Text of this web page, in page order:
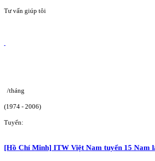
Tư vấn giúp tôi
/tháng
(1974 - 2006)
Tuyển:
[Hồ Chí Minh] ITW Việt Nam tuyển 15 Nam